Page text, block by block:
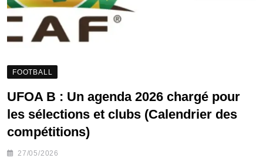
FOOTBALL
UFOA B : Un agenda 2026 chargé pour
les sélections et clubs (Calendrier des
compétitions)
27/05/2026